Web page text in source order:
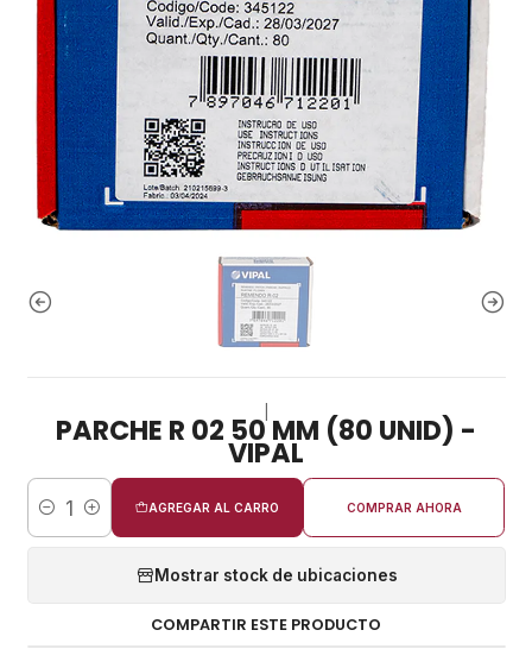
PARCHE R 02 50 MM (80 UNID) -
VIPAL
Cantidad
AGREGAR AL CARRO COMPRAR AHORA
Mostrar stock de ubicaciones
COMPARTIR ESTE PRODUCTO